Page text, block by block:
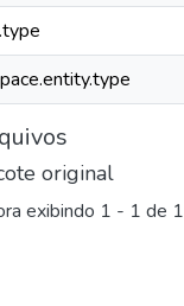
original
exibindo 1 - 1 de 1